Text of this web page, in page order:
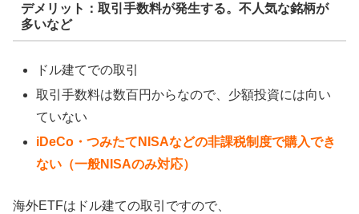
デメリット：取引手数料が発生する。不人気な銘柄が
多いなど
ドル建てでの取引
取引手数料は数百円からなので、少額投資には向い
ていない
iDeCo・つみたてNISAなどの非課税制度で購入でき
ない（一般NISAのみ対応）
海外ETFはドル建ての取引ですので、